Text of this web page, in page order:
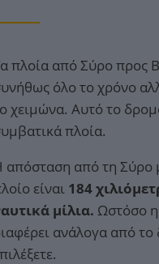
πλοία από Σύρο προς
όλο το χρόνο
χειμώνα. Αυτό το
πλοία.
απόσταση από τη Σύρο
είναι 184
μίλια. Ωστόσο
ανάλογα από